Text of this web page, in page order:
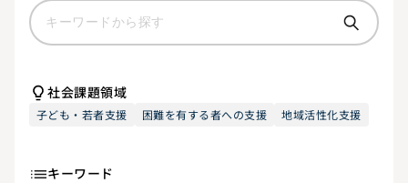
社会課題領域
子ども・若者支援 困難を有する者への支援 地域活性化支援
キーワード